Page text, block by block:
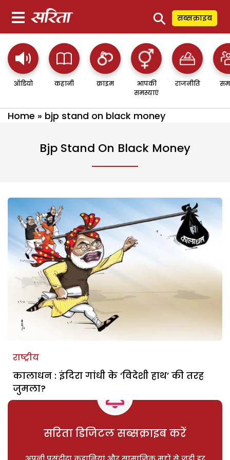
⚲ सब्सक्राइब
ऑडियो कहानी क्राइम
आपकी
समस्याएं
राजनीति
Home » bjp stand on black money
Bjp Stand On Black Money
राष्ट्रीय
कालाधन : इंदिरा गांधी के ‘विदेशी हाथ’ की तरह
जुमला?
सरिता डिजिटल सब्सक्राइब करें